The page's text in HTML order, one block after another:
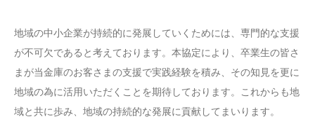
地域の中小企業が持続的に発展していくためには、専門的な支援
が不可欠であると考えております。本協定により、卒業生の皆さ
まが当金庫のお客さまの支援で実践経験を積み、その知見を更に
地域の為に活用いただくことを期待しております。これからも地
域と共に歩み、地域の持続的な発展に貢献してまいります。